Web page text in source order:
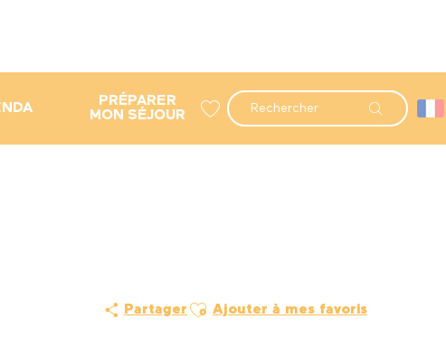
Recherche
PRÉPARER
MON SÉJOUR
Partager Ajouter aux favoris
Ajouter à mes favoris